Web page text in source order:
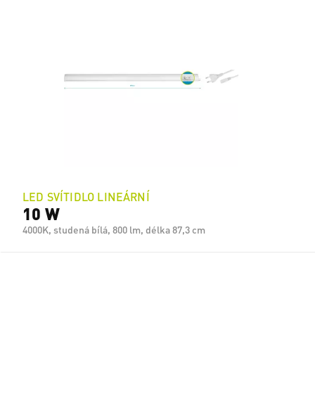
LED SVÍTIDLO LINEÁRNÍ
10 W
4000K, studená bílá, 800 lm, délka 87,3 cm